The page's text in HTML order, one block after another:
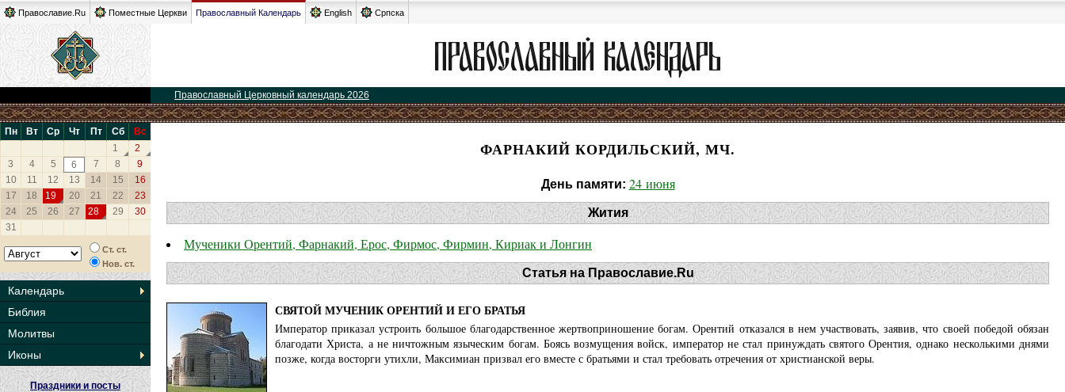
Православие.Ru Поместные Церкви Православный Календарь English Српска
Православный Церковный календарь 2026
Пн Вт Ср Чт Пт Сб
Вс
1
2
3
4 5 6 7 8
9
10
11 12 13 14 15
16
17
18 19 20 21 22
23
24
25 26 27 28 29
30
31
Ст. ст.
Нов. ст.
Календарь
Библия
Молитвы
Иконы
Праздники и посты
ФАРНАКИЙ КОРДИЛЬСКИЙ, МЧ.
День памяти: 24 июня
Жития
Мученики Орентий, Фарнакий, Ерос, Фирмос, Фирмин, Кириак и Лонгин
Статья на Православие.Ru
СВЯТОЙ МУЧЕНИК ОРЕНТИЙ И ЕГО БРАТЬЯ
Император приказал устроить большое благодарственное жертвоприношение богам. Орентий отказался в нем участвовать, заявив, что своей победой обязан
благодати Христа, а не ничтожным языческим богам. Боясь возмущения войск, император не стал принуждать святого Орентия, однако несколькими днями
позже, когда восторги утихли, Максимиан призвал его вместе с братьями и стал требовать отречения от христианской веры.